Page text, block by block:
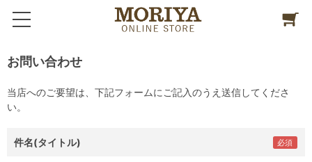
お問い合わせ
当店へのご要望は、下記フォームにご記入のうえ送信してくださ
い。
件名(タイトル)